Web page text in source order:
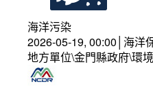
海洋污染
2026-05-19, 00:00│海洋
地方單位\金門縣政府\環